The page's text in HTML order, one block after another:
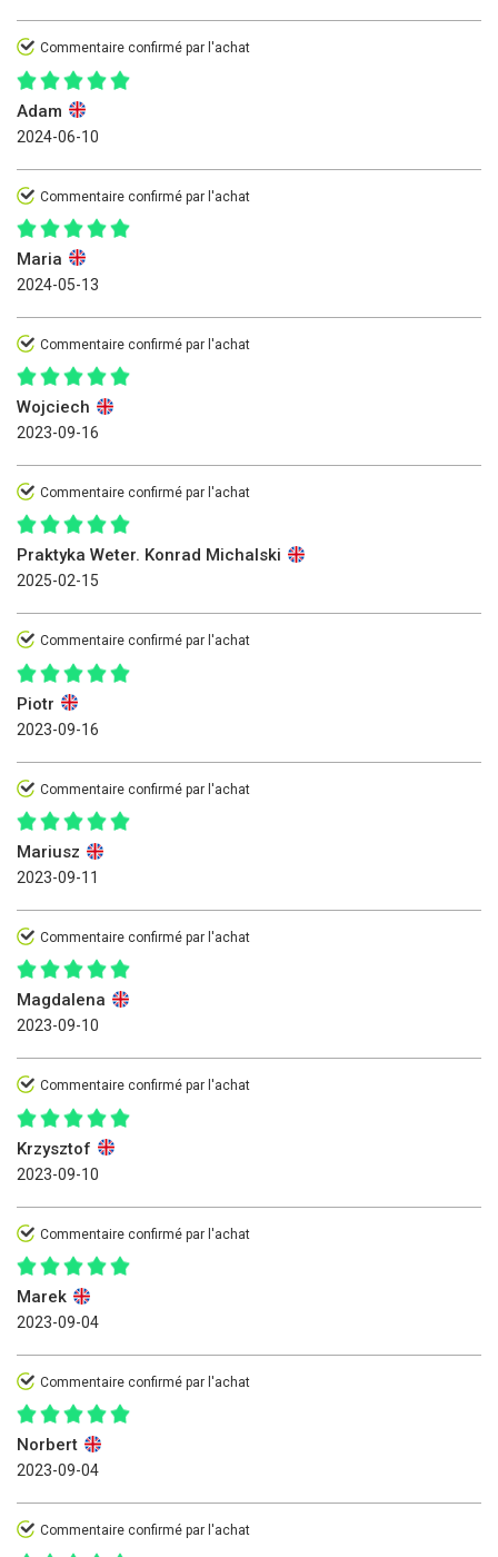
Commentaire confirmé par l'achat
Adam
2024-06-10
Commentaire confirmé par l'achat
Maria
2024-05-13
Commentaire confirmé par l'achat
Wojciech
2023-09-16
Commentaire confirmé par l'achat
Praktyka Weter. Konrad Michalski
2025-02-15
Commentaire confirmé par l'achat
Piotr
2023-09-16
Commentaire confirmé par l'achat
Mariusz
2023-09-11
Commentaire confirmé par l'achat
Magdalena
2023-09-10
Commentaire confirmé par l'achat
Krzysztof
2023-09-10
Commentaire confirmé par l'achat
Marek
2023-09-04
Commentaire confirmé par l'achat
Norbert
2023-09-04
Commentaire confirmé par l'achat